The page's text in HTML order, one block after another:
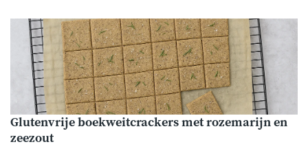
Glutenvrije boekweitcrackers met rozemarijn en
zeezout